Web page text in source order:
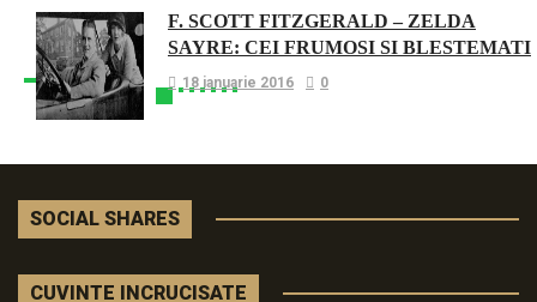
F. SCOTT FITZGERALD – ZELDA
SAYRE: CEI FRUMOSI SI BLESTEMATI
18 ianuarie 2016 0
SOCIAL SHARES
CUVINTE INCRUCISATE